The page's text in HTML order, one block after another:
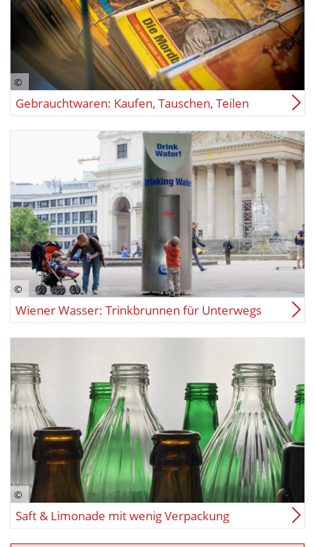
Gebrauchtwaren: Kaufen, Tauschen, Teilen
Wiener Wasser: Trinkbrunnen für Unterwegs
Saft & Limonade mit wenig Verpackung